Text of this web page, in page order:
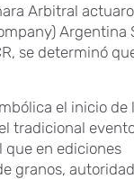
Arbitral
Argentina
se determinó
el inicio de
tradicional
que en ediciones
granos,